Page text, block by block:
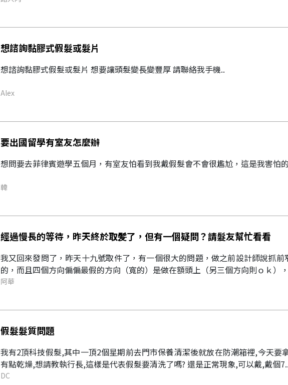
想諮詢黏膠式假髮或髮片
想諮詢黏膠式假髮或髮片 想要讓頭髮變長變豐厚 請聯絡我手機..
Alex
要出國留學有室友怎麼辦
想問要去菲律賓遊學五個月，有室友怕看到我戴假髮會不會很尷尬，這是我害怕
韓
經過慢長的等待，昨天終於取髪了，但有一個疑問？請髮友幫忙看看
我又回來發問了，昨天十九號取件了，有一個很大的問題，做之前設計師說抓
的，而且四個方向偏偏最假的方向（寬的）是做在額頭上（另三個方向則ｏｋ）
阿華
假髮髮質問題
我有2頂科技假髮,其中一頂2個星期前去門市保養清潔後就放在防潮箱裡,今天要
有點乾燥,想請教執行長,這樣是代表假髮要清洗了嗎? 還是正常現象,可以戴,戴個
DC